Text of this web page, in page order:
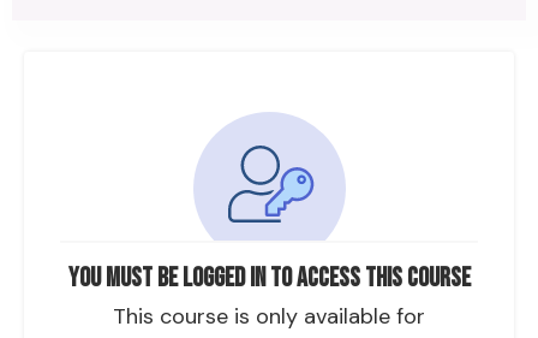
You must be logged in to access this course
This course is only available for